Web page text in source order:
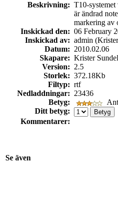
Beskrivning: T10-
är ändrad
markering av
Inskickad den: 06 February
Inskickad av: admin
Datum: 2010.02.06
Skapare: Krister
Version: 2.5
Storlek: 372.18Kb
Filtyp: rtf
Nedladdningar: 23436
Betyg:
Ditt betyg:
Kommentarer:
Se även